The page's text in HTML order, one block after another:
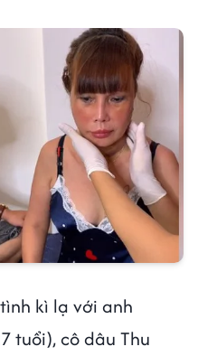
kì lạ với anh
tuổi), cô dâu Thu